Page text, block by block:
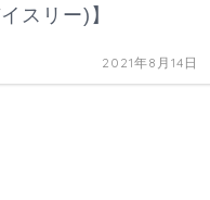
スリー)】
2021年8月14日